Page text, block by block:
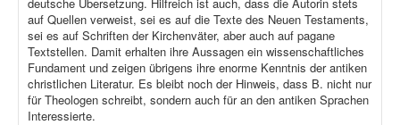
auf Quellen verweist, sei es auf die Texte des Neuen Testaments,
sei es auf Schriften der Kirchenväter, aber auch auf pagane
Textstellen. Damit erhalten ihre Aussagen ein wissenschaftliches
Fundament und zeigen übrigens ihre enorme Kenntnis der antiken
christlichen Literatur. Es bleibt noch der Hinweis, dass B. nicht nur
für Theologen schreibt, sondern auch für an den antiken Sprachen
Interessierte.